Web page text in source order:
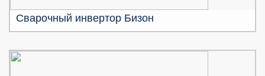
Сварочный инвертор Бизон